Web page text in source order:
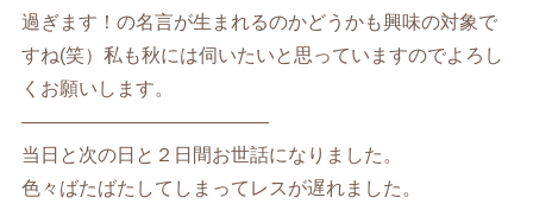
過ぎます！の名言が生まれるのかどうかも興味の対象で
すね(笑）私も秋には伺いたいと思っていますのでよろし
くお願いします。
—————————————
当日と次の日と２日間お世話になりました。
色々ばたばたしてしまってレスが遅れました。